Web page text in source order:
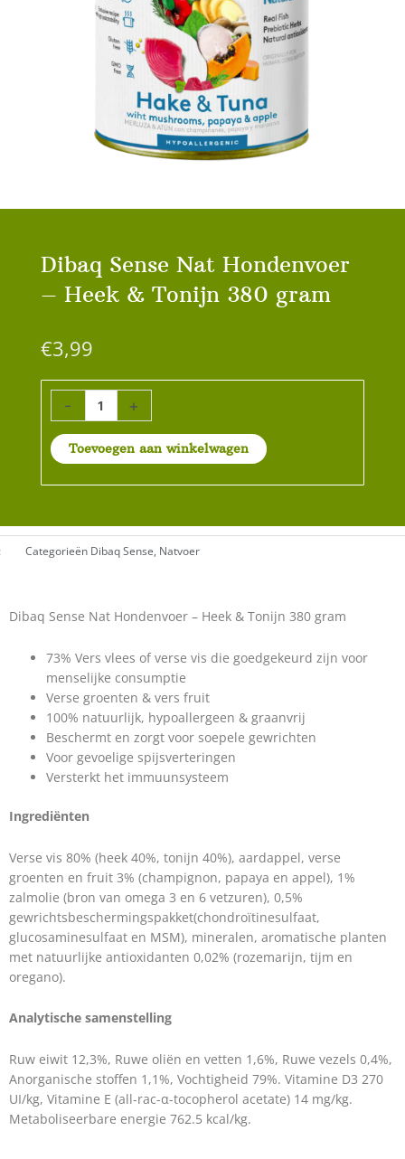
Dibaq Sense Nat Hondenvoer
– Heek & Tonijn 380 gram
€3,99
-
Dibaq
Sense
Hondenvoer
Heek
Tonijn
380
+
Toevoegen aan winkelwagen
Categorieën Dibaq Sense, Natvoer
Dibaq Sense Nat Hondenvoer – Heek & Tonijn 380 gram
73% Vers vlees of verse vis die goedgekeurd zijn voor
menselijke consumptie
Verse groenten & vers fruit
100% natuurlijk, hypoallergeen & graanvrij
Beschermt en zorgt voor soepele gewrichten
Voor gevoelige spijsverteringen
Versterkt het immuunsysteem
Ingrediënten
Verse vis 80% (heek 40%, tonijn 40%), aardappel, verse
groenten en fruit 3% (champignon, papaya en appel), 1%
zalmolie (bron van omega 3 en 6 vetzuren), 0,5%
gewrichtsbeschermingspakket(chondroïtinesulfaat,
glucosaminesulfaat en MSM), mineralen, aromatische planten
met natuurlijke antioxidanten 0,02% (rozemarijn, tijm en
oregano).
Analytische samenstelling
Ruw eiwit 12,3%, Ruwe oliën en vetten 1,6%, Ruwe vezels 0,4%,
Anorganische stoffen 1,1%, Vochtigheid 79%. Vitamine D3 270
UI/kg, Vitamine E (all-rac-α-tocopherol acetate) 14 mg/kg.
Metaboliseerbare energie 762.5 kcal/kg.